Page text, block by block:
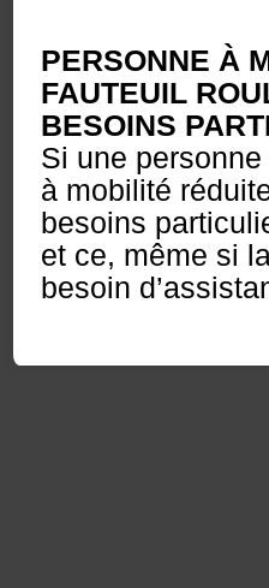
PERSONNE À
FAUTEUIL
BESOINS
Si une
à mobilité
besoins
et ce, même si
besoin